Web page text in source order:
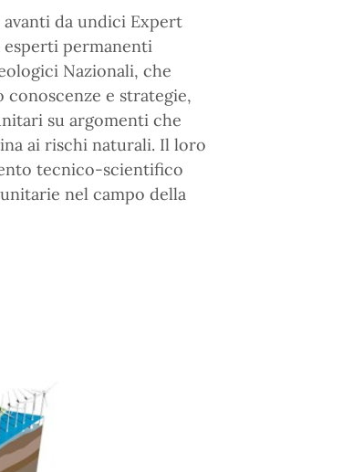
da undici Expert
permanenti
Nazionali, che
e strategie,
su argomenti che
ai rischi naturali. Il loro
tecnico-scientifico
nel campo della